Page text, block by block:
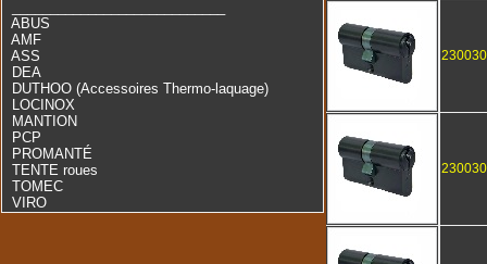
ABUS
AMF
ASS
DEA
DUTHOO (Accessoires Thermo-laquage)
LOCINOX
MANTION
PCP
PROMANTÉ
TENTE roues
TOMEC
VIRO